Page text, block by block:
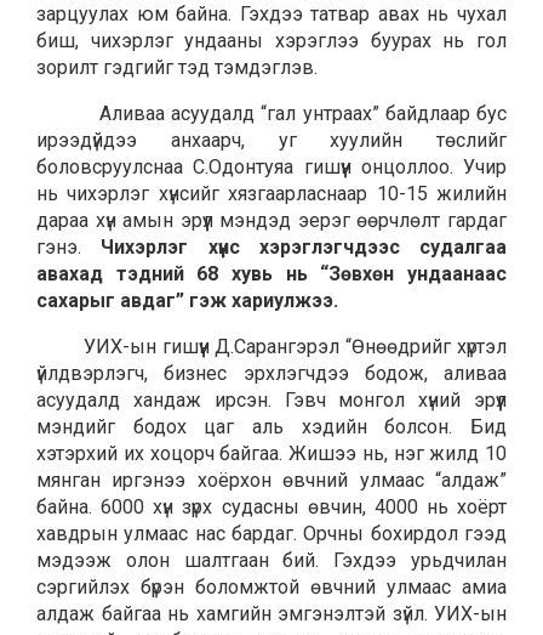
зарцуулах юм байна. Гэхдээ татвар авах нь чухал
биш, чихэрлэг ундааны хэрэглээ буурах нь гол
зорилт гэдгийг тэд тэмдэглэв.
Аливаа асуудалд “гал унтраах” байдлаар бус
ирээдүйдээ анхаарч, уг хуулийн төслийг
боловсруулснаа С.Одонтуяа гишүүн онцоллоо. Учир
нь чихэрлэг хүнсийг хязгаарласнаар 10-15 жилийн
дараа хүн амын эрүүл мэндэд эерэг өөрчлөлт гардаг
гэнэ. Чихэрлэг хүнс хэрэглэгчдээс судалгаа
авахад тэдний 68 хувь нь “Зөвхөн ундаанаас
сахарыг авдаг” гэж хариулжээ.
УИХ-ын гишүүн Д.Сарангэрэл “Өнөөдрийг хүртэл
үйлдвэрлэгч, бизнес эрхлэгчдээ бодож, аливаа
асуудалд хандаж ирсэн. Гэвч монгол хүний эрүүл
мэндийг бодох цаг аль хэдийн болсон. Бид
хэтэрхий их хоцорч байгаа. Жишээ нь, нэг жилд 10
мянган иргэнээ хоёрхон өвчний улмаас “алдаж”
байна. 6000 хүн зүрх судасны өвчин, 4000 нь хоёрт
хавдрын улмаас нас бардаг. Орчны бохирдол гээд
мэдээж олон шалтгаан бий. Гэхдээ урьдчилан
сэргийлэх бүрэн боломжтой өвчний улмаас амиа
алдаж байгаа нь хамгийн эмгэнэлтэй зүйл. УИХ-ын